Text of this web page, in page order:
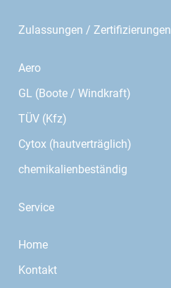
Zulassungen / Zertifizierungen
Aero
GL (Boote / Windkraft)
TÜV (Kfz)
Cytox (hautverträglich)
chemikalienbeständig
Service
Home
Kontakt